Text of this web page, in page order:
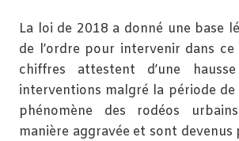
La loi de 2018 a donné une base
de l’ordre pour intervenir dans ce
chiffres attestent d’une
interventions malgré la période
phénomène des rodéos
manière aggravée et sont devenus